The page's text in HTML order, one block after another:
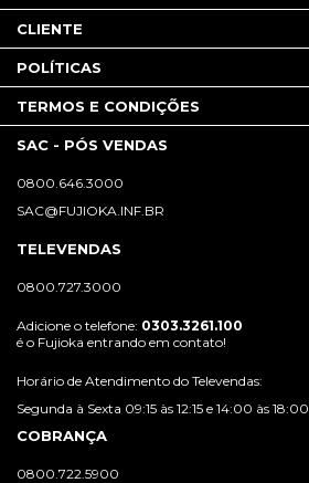
CLIENTE
POLÍTICAS
TERMOS E CONDIÇÕES
SAC - PÓS VENDAS
0800.646.3000
SAC@FUJIOKA.INF.BR
TELEVENDAS
0800.727.3000
Adicione o telefone: 0303.3261.100
é o Fujioka entrando em contato!
Horário de Atendimento do Televendas:
Segunda à Sexta 09:15 às 12:15 e 14:00 às 18:00
COBRANÇA
0800.722.5900